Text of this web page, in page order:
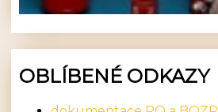
OBLÍBENÉ ODKAZY